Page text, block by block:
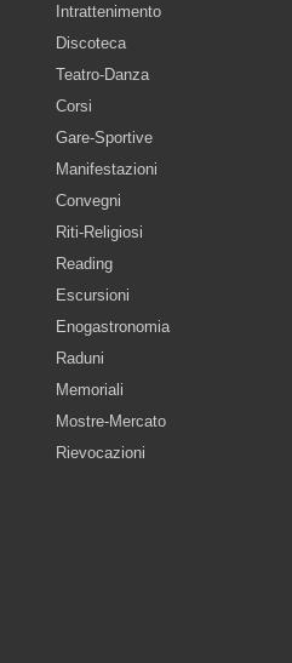
Intrattenimento
Discoteca
Teatro-Danza
Corsi
Gare-Sportive
Manifestazioni
Convegni
Riti-Religiosi
Reading
Escursioni
Enogastronomia
Raduni
Memoriali
Mostre-Mercato
Rievocazioni